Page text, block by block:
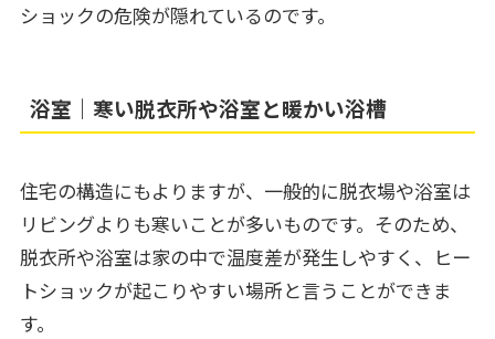
ショックの危険が隠れているのです。
浴室｜寒い脱衣所や浴室と暖かい浴槽
住宅の構造にもよりますが、一般的に脱衣場や浴室は
リビングよりも寒いことが多いものです。そのため、
脱衣所や浴室は家の中で温度差が発生しやすく、ヒー
トショックが起こりやすい場所と言うことができま
す。